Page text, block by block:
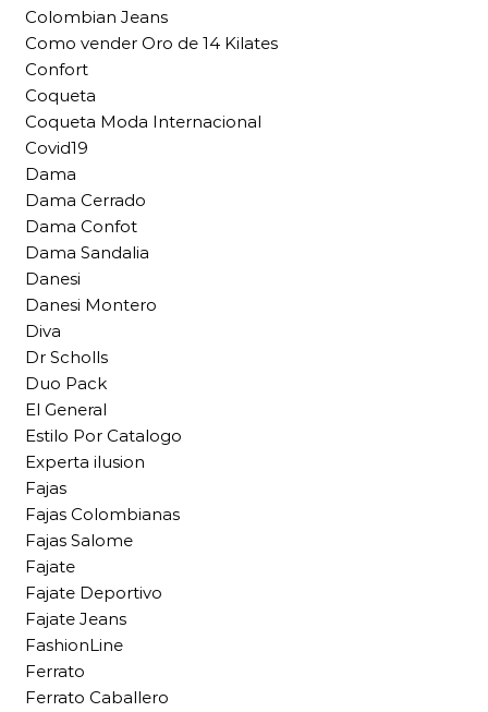
Colombian Jeans
Como vender Oro de 14 Kilates
Confort
Coqueta
Coqueta Moda Internacional
Covid19
Dama
Dama Cerrado
Dama Confot
Dama Sandalia
Danesi
Danesi Montero
Diva
Dr Scholls
Duo Pack
El General
Estilo Por Catalogo
Experta ilusion
Fajas
Fajas Colombianas
Fajas Salome
Fajate
Fajate Deportivo
Fajate Jeans
FashionLine
Ferrato
Ferrato Caballero